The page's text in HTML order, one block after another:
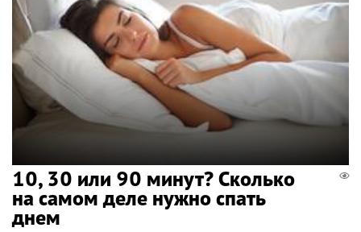
10, 30 или 90 минут? Сколько
на самом деле нужно спать
днем